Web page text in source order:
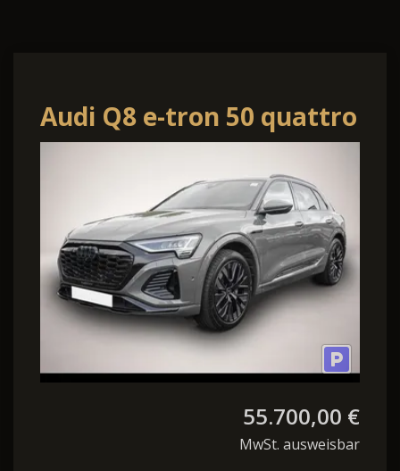
Audi Q8 e-tron 50 quattro
S line
55.700,00 €
MwSt. ausweisbar